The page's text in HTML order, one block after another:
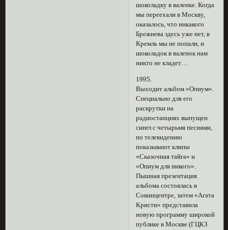
шоколадку в валенке. Когда
мы переехали в Москву,
оказалось, что никакого
Брежнева здесь уже нет, в
Кремль мы не попали, и
шоколадок в валенок нам
никто не кладет…
1995.
Выходит альбом «Опиум».
Специально для его
раскрутки на
радиостанциях выпущен
сингл с четырьмя песнями,
по телевидению
показывают клипы
«Сказочная тайга» и
«Опиум для никого».
Пышная презентация
альбома состоялась в
Совинцентре, затем «Агата
Кристи» представила
новую программу широкой
публике в Москве (ГЦКЗ